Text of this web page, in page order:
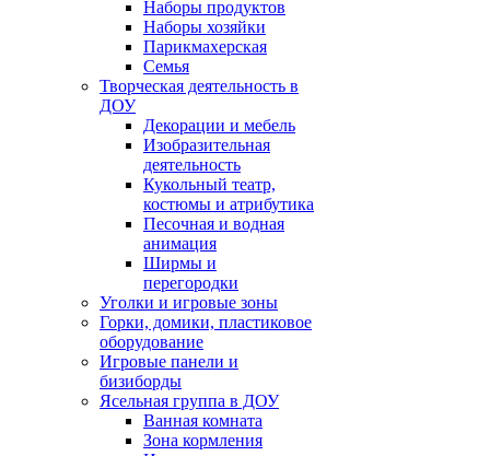
Наборы продуктов
Наборы хозяйки
Парикмахерская
Семья
Творческая деятельность в
ДОУ
Декорации и мебель
Изобразительная
деятельность
Кукольный театр,
костюмы и атрибутика
Песочная и водная
анимация
Ширмы и
перегородки
Уголки и игровые зоны
Горки, домики, пластиковое
оборудование
Игровые панели и
бизиборды
Ясельная группа в ДОУ
Ванная комната
Зона кормления